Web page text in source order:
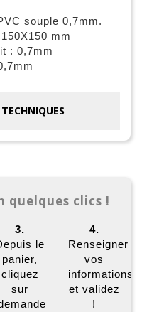
souple 0,7mm.
mm
: 0,7mm
quelques clics !
3.
le
panier,
cliquez
sur
4.
Renseigner
vos
informations
et validez
!